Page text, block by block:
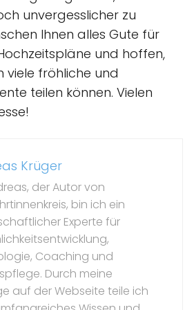
unvergesslicher zu
Ihnen alles Gute für
und hoffen,
viele fröhliche und
teilen können. Vielen
Krüger
der Autor von
bin ich ein
Experte für
Coaching und
Durch meine
auf der Webseite teile ich